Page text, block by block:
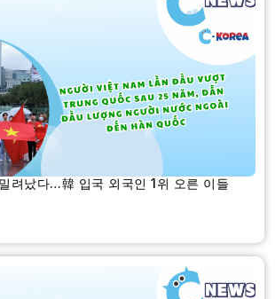
려났다…韓 입국 외국인 1위 오른 이들